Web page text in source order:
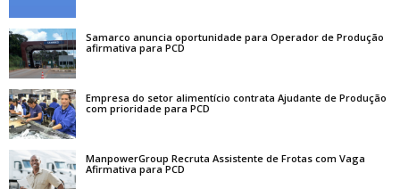
Samarco anuncia oportunidade para Operador de Produção
afirmativa para PCD
Empresa do setor alimentício contrata Ajudante de Produção
com prioridade para PCD
ManpowerGroup Recruta Assistente de Frotas com Vaga
Afirmativa para PCD